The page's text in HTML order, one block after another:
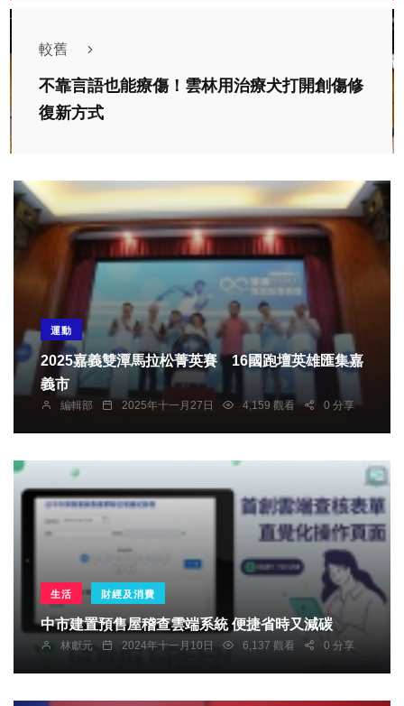
較舊
不靠言語也能療傷！雲林用治療犬打開創傷修
復新方式
運動
2025嘉義雙潭馬拉松菁英賽 16國跑壇英雄匯集嘉
義市
編輯部 2025年十一月27日 4,159 觀看 0 分享
生活 財經及消費
中市建置預售屋稽查雲端系統 便捷省時又減碳
林獻元 2024年十一月10日 6,137 觀看 0 分享